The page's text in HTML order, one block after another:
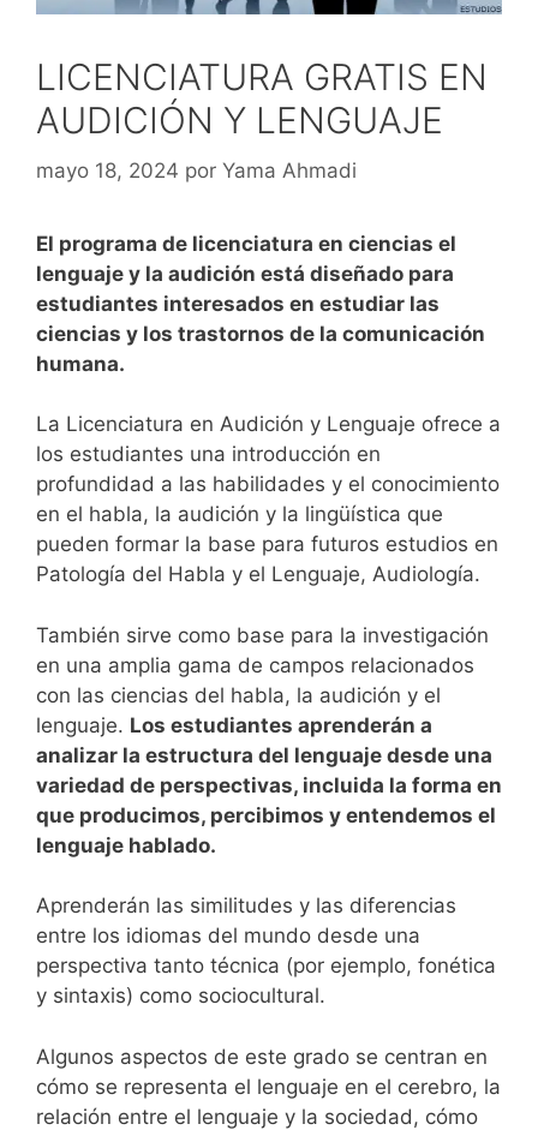
LICENCIATURA GRATIS EN
AUDICIÓN Y LENGUAJE
mayo 18, 2024 por Yama Ahmadi
El programa de licenciatura en ciencias el
lenguaje y la audición está diseñado para
estudiantes interesados ​​en estudiar las
ciencias y los trastornos de la comunicación
humana.
La Licenciatura en Audición y Lenguaje ofrece a
los estudiantes una introducción en
profundidad a las habilidades y el conocimiento
en el habla, la audición y la lingüística que
pueden formar la base para futuros estudios en
Patología del Habla y el Lenguaje, Audiología.
También sirve como base para la investigación
en una amplia gama de campos relacionados
con las ciencias del habla, la audición y el
lenguaje. Los estudiantes aprenderán a
analizar la estructura del lenguaje desde una
variedad de perspectivas, incluida la forma en
que producimos, percibimos y entendemos el
lenguaje hablado.
Aprenderán las similitudes y las diferencias
entre los idiomas del mundo desde una
perspectiva tanto técnica (por ejemplo, fonética
y sintaxis) como sociocultural.
Algunos aspectos de este grado se centran en
cómo se representa el lenguaje en el cerebro, la
relación entre el lenguaje y la sociedad, cómo